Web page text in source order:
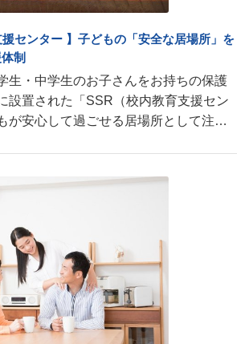
援センター 】子どもの「安全な居場所」を
制
生・中学生のお子さんをお持ちの保護
設置された「SSR（校内教育支援セン
が安心して過ごせる居場所として注目